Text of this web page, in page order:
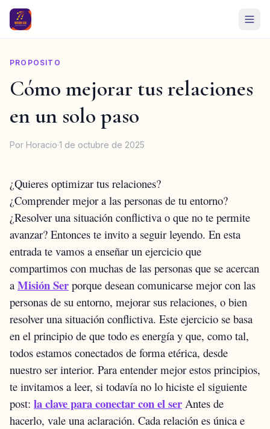
PROPOSITO
Cómo mejorar tus relaciones
en un solo paso
Por Horacio·1 de octubre de 2025
¿Quieres optimizar tus relaciones?
¿Comprender mejor a las personas de tu entorno?
¿Resolver una situación conflictiva o que no te permite
avanzar? Entonces te invito a seguir leyendo. En esta
entrada te vamos a enseñar un ejercicio que
compartimos con muchas de las personas que se acercan
a Misión Ser porque desean comunicarse mejor con las
personas de su entorno, mejorar sus relaciones, o bien
resolver una situación conflictiva. Este ejercicio se basa
en el principio de que todo es energía y que, como tal,
todos estamos conectados de forma etérica, desde
nuestro ser interior. Para entender mejor estos principios,
te invitamos a leer, si todavía no lo hiciste el siguiente
post: la clave para conectar con el ser Antes de
hacerlo, vale una aclaración. Cada relación es única e